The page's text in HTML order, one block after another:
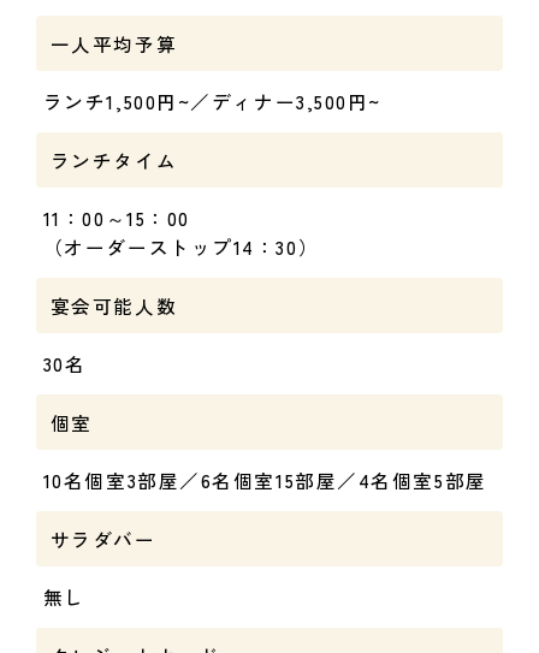
一人平均予算
ランチ1,500円~／ディナー3,500円~
ランチタイム
11：00～15：00
（オーダーストップ14：30）
宴会可能人数
30名
個室
10名個室3部屋／6名個室15部屋／4名個室5部屋
サラダバー
無し